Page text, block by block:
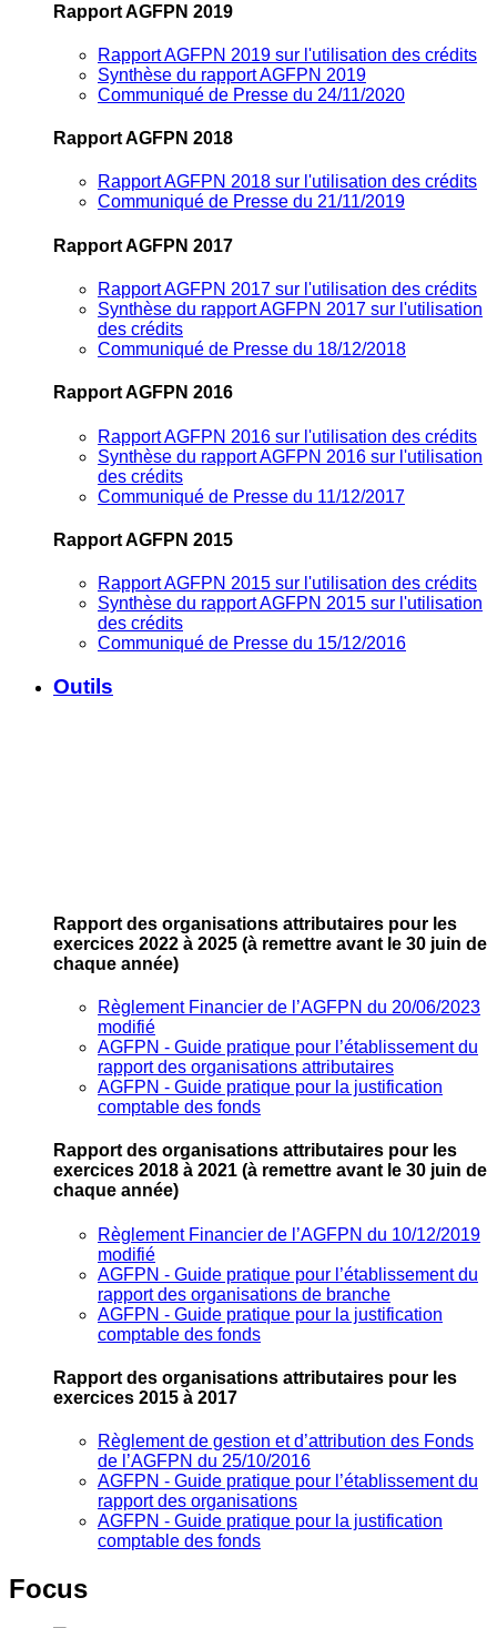
Rapport AGFPN 2019
Rapport AGFPN 2019 sur l'utilisation des crédits
Synthèse du rapport AGFPN 2019
Communiqué de Presse du 24/11/2020
Rapport AGFPN 2018
Rapport AGFPN 2018 sur l'utilisation des crédits
Communiqué de Presse du 21/11/2019
Rapport AGFPN 2017
Rapport AGFPN 2017 sur l'utilisation des crédits
Synthèse du rapport AGFPN 2017 sur l'utilisation
des crédits
Communiqué de Presse du 18/12/2018
Rapport AGFPN 2016
Rapport AGFPN 2016 sur l'utilisation des crédits
Synthèse du rapport AGFPN 2016 sur l'utilisation
des crédits
Communiqué de Presse du 11/12/2017
Rapport AGFPN 2015
Rapport AGFPN 2015 sur l'utilisation des crédits
Synthèse du rapport AGFPN 2015 sur l'utilisation
des crédits
Communiqué de Presse du 15/12/2016
Outils
Rapport des organisations attributaires pour les
exercices 2022 à 2025 (à remettre avant le 30 juin de
chaque année)
Règlement Financier de l’AGFPN du 20/06/2023
modifié
AGFPN ‐ Guide pratique pour l’établissement du
rapport des organisations attributaires
AGFPN ‐ Guide pratique pour la justification
comptable des fonds
Rapport des organisations attributaires pour les
exercices 2018 à 2021 (à remettre avant le 30 juin de
chaque année)
Règlement Financier de l’AGFPN du 10/12/2019
modifié
AGFPN ‐ Guide pratique pour l’établissement du
rapport des organisations de branche
AGFPN ‐ Guide pratique pour la justification
comptable des fonds
Rapport des organisations attributaires pour les
exercices 2015 à 2017
Règlement de gestion et d’attribution des Fonds
de l’AGFPN du 25/10/2016
AGFPN ‐ Guide pratique pour l’établissement du
rapport des organisations
AGFPN ‐ Guide pratique pour la justification
comptable des fonds
Focus